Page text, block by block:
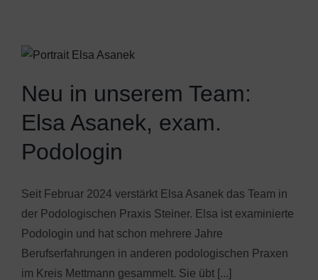
Neu in unserem Team:
Elsa Asanek, exam.
Podologin
Seit Februar 2024 verstärkt Elsa Asanek das Team in
der Podologischen Praxis Steiner. Elsa ist examinierte
Podologin und hat schon mehrere Jahre
Berufserfahrungen in anderen podologischen Praxen
im Kreis Mettmann gesammelt. Sie übt [...]